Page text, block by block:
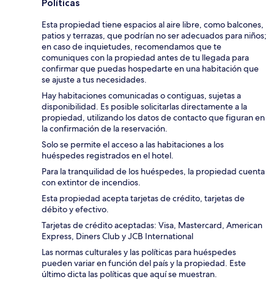
Políticas
Esta propiedad tiene espacios al aire libre, como balcones,
patios y terrazas, que podrían no ser adecuados para niños;
en caso de inquietudes, recomendamos que te
comuniques con la propiedad antes de tu llegada para
confirmar que puedas hospedarte en una habitación que
se ajuste a tus necesidades.
Hay habitaciones comunicadas o contiguas, sujetas a
disponibilidad. Es posible solicitarlas directamente a la
propiedad, utilizando los datos de contacto que figuran en
la confirmación de la reservación.
Solo se permite el acceso a las habitaciones a los
huéspedes registrados en el hotel.
Para la tranquilidad de los huéspedes, la propiedad cuenta
con extintor de incendios.
Esta propiedad acepta tarjetas de crédito, tarjetas de
débito y efectivo.
Tarjetas de crédito aceptadas: Visa, Mastercard, American
Express, Diners Club y JCB International
Las normas culturales y las políticas para huéspedes
pueden variar en función del país y la propiedad. Este
último dicta las políticas que aquí se muestran.